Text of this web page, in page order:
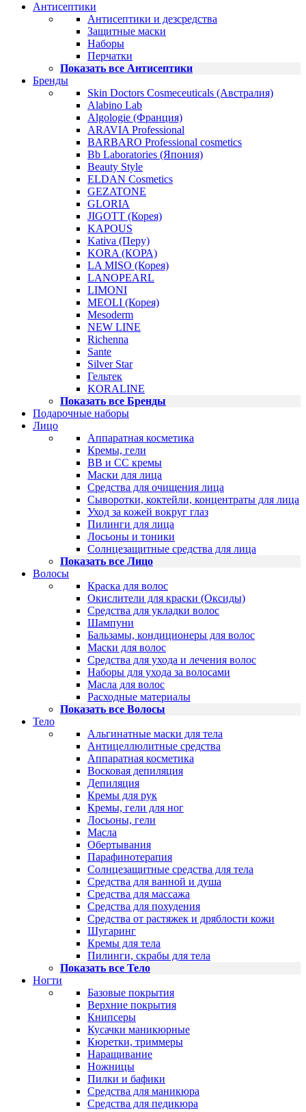
Антисептики
Антисептики и дезсредства
Защитные маски
Наборы
Перчатки
Показать все Антисептики
Бренды
Skin Doctors Cosmeceuticals (Австралия)
Alabino Lab
Algologie (Франция)
ARAVIA Professional
BARBARO Professional cosmetics
Bb Laboratories (Япония)
Beauty Style
ELDAN Cosmetics
GEZATONE
GLORIA
JIGOTT (Корея)
KAPOUS
Kativa (Перу)
KORA (КОРА)
LA MISO (Корея)
LANOPEARL
LIMONI
MEOLI (Корея)
Mesoderm
NEW LINE
Richenna
Sante
Silver Star
Гельтек
KORALINE
Показать все Бренды
Подарочные наборы
Лицо
Аппаратная косметика
Кремы, гели
BB и CC кремы
Маски для лица
Средства для очищения лица
Сыворотки, коктейли, концентраты для лица
Уход за кожей вокруг глаз
Пилинги для лица
Лосьоны и тоники
Солнцезащитные средства для лица
Показать все Лицо
Волосы
Краска для волос
Окислители для краски (Оксиды)
Средства для укладки волос
Шампуни
Бальзамы, кондиционеры для волос
Маски для волос
Средства для ухода и лечения волос
Наборы для ухода за волосами
Масла для волос
Расходные материалы
Показать все Волосы
Тело
Альгинатные маски для тела
Антицеллюлитные средства
Аппаратная косметика
Восковая депиляция
Депиляция
Кремы для рук
Кремы, гели для ног
Лосьоны, гели
Масла
Обертывания
Парафинотерапия
Солнцезащитные средства для тела
Средства для ванной и душа
Средства для массажа
Средства для похудения
Средства от растяжек и дряблости кожи
Шугаринг
Кремы для тела
Пилинги, скрабы для тела
Показать все Тело
Ногти
Базовые покрытия
Верхние покрытия
Книпсеры
Кусачки маникюрные
Кюретки, триммеры
Наращивание
Ножницы
Пилки и бафики
Средства для маникюра
Средства для педикюра